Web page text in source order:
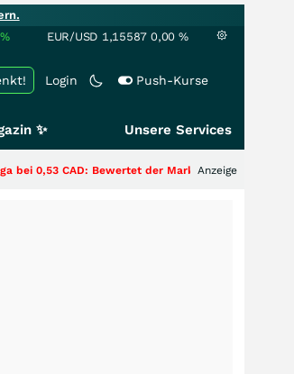
% EUR/USD 1,15587 0,00 %
Login Push-Kurse
✨ Unsere Services
Bewertet der Markt noch immer nur die Hälfte
Anzeige